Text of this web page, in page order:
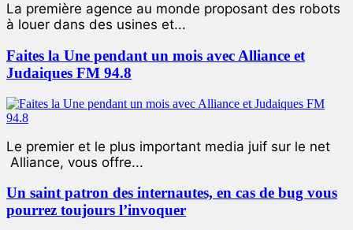
La première agence au monde proposant des robots
à louer dans des usines et...
Faites la Une pendant un mois avec Alliance et
Judaiques FM 94.8
Le premier et le plus important media juif sur le net
Alliance, vous offre...
Un saint patron des internautes, en cas de bug vous
pourrez toujours l’invoquer